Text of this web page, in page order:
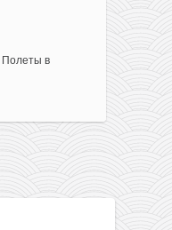
Полеты в